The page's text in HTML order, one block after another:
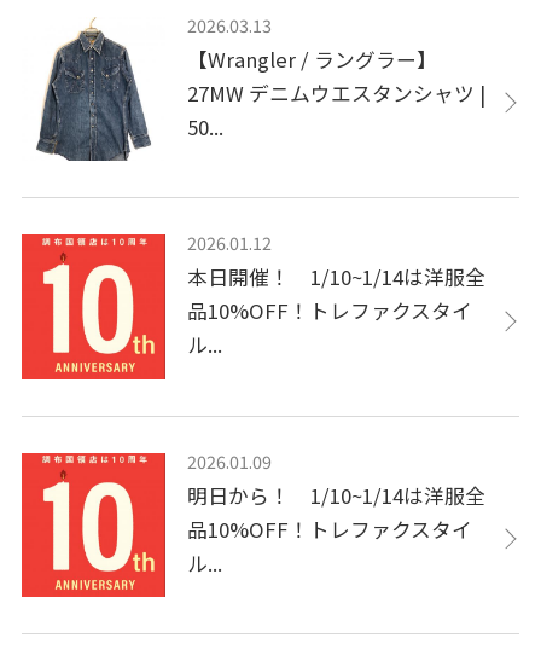
2026.03.13
【Wrangler / ラングラー】
27MW デニムウエスタンシャツ |
50...
2026.01.12
本日開催！ 1/10~1/14は洋服全
品10%OFF！トレファクスタイ
ル...
2026.01.09
明日から！ 1/10~1/14は洋服全
品10%OFF！トレファクスタイ
ル...